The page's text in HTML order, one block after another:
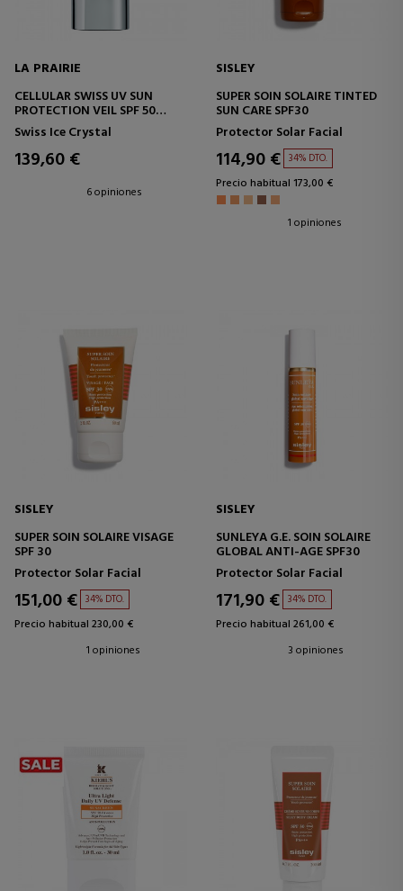
LA PRAIRIE
CELLULAR SWISS UV SUN
PROTECTION VEIL SPF 50
CREMA HIDRATANTE CON
PROTECCIÓN
Swiss Ice Crystal
139,60 €
6 opiniones
SISLEY
SUPER SOIN SOLAIRE TINTED
SUN CARE SPF30
Protector Solar Facial
114,90 € 34% DTO.
Precio habitual 173,00 €
1 opiniones
SISLEY
SUPER SOIN SOLAIRE VISAGE
SPF 30
Protector Solar Facial
151,00 € 34% DTO.
Precio habitual 230,00 €
1 opiniones
SISLEY
SUNLEYA G.E. SOIN SOLAIRE
GLOBAL ANTI-AGE SPF30
Protector Solar Facial
171,90 € 34% DTO.
Precio habitual 261,00 €
3 opiniones